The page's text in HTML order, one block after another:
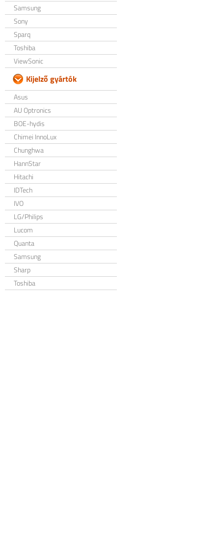
Samsung
Sony
Sparq
Toshiba
ViewSonic
Kijelző gyártók
Asus
AU Optronics
BOE-hydis
Chimei InnoLux
Chunghwa
HannStar
Hitachi
IDTech
IVO
LG/Philips
Lucom
Quanta
Samsung
Sharp
Toshiba